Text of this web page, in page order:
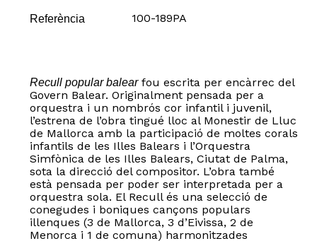
Referència 100-189PA
Recull popular balearfou escrita per encàrrec del
Govern Balear. Originalment pensada per a
orquestra i un nombrós cor infantil i juvenil,
l’estrena de l’obra tingué lloc al Monestir de Lluc
de Mallorca amb la participació de moltes corals
infantils de les Illes Balears i l’Orquestra
Simfònica de les Illes Balears, Ciutat de Palma,
sota la direcció del compositor. L’obra també
està pensada per poder ser interpretada per a
orquestra sola. El Recull és una selecció de
conegudes i boniques cançons populars
illenques (3 de Mallorca, 3 d’Eivissa, 2 de
Menorca i 1 de comuna) harmonitzades